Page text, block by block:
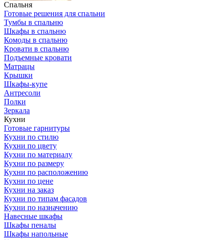
Спальня
Готовые решения для спальни
Тумбы в спальню
Шкафы в спальню
Комоды в спальню
Кровати в спальню
Подъемные кровати
Матрацы
Крышки
Шкафы-купе
Антресоли
Полки
Зеркала
Кухни
Готовые гарнитуры
Кухни по стилю
Кухни по цвету
Кухни по материалу
Кухни по размеру
Кухни по расположению
Кухни по цене
Кухни на заказ
Кухни по типам фасадов
Кухни по назначению
Навесные шкафы
Шкафы пеналы
Шкафы напольные